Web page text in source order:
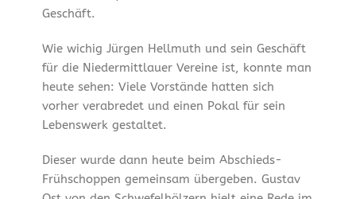
Geschäft.
Wie wichig Jürgen Hellmuth und sein Geschäft
für die Niedermittlauer Vereine ist, konnte man
heute sehen: Viele Vorstände hatten sich
vorher verabredet und einen Pokal für sein
Lebenswerk gestaltet.
Dieser wurde dann heute beim Abschieds-
Frühschoppen gemeinsam übergeben. Gustav